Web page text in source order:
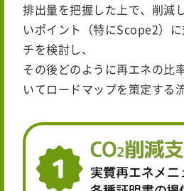
排出量を把握した上で、削減
いポイント（特にScope2）
チを検討し、
その後どのように再エネの比
いてロードマップを策定する